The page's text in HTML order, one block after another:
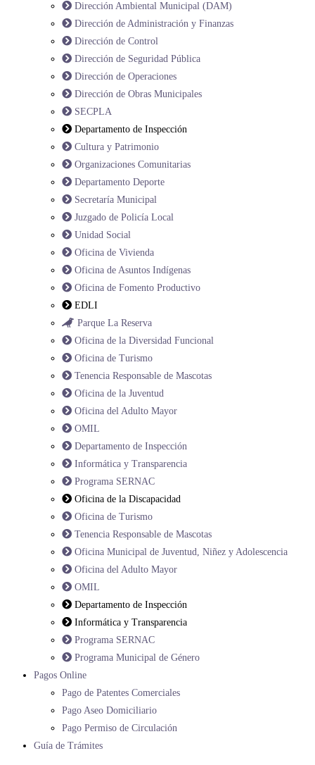
Dirección Ambiental Municipal (DAM)
Dirección de Administración y Finanzas
Dirección de Control
Dirección de Seguridad Pública
Dirección de Operaciones
Dirección de Obras Municipales
SECPLA
Departamento de Inspección
Cultura y Patrimonio
Organizaciones Comunitarias
Departamento Deporte
Secretaría Municipal
Juzgado de Policía Local
Unidad Social
Oficina de Vivienda
Oficina de Asuntos Indígenas
Oficina de Fomento Productivo
EDLI
Parque La Reserva
Oficina de la Diversidad Funcional
Oficina de Turismo
Tenencia Responsable de Mascotas
Oficina de la Juventud
Oficina del Adulto Mayor
OMIL
Departamento de Inspección
Informática y Transparencia
Programa SERNAC
Oficina de la Discapacidad
Oficina de Turismo
Tenencia Responsable de Mascotas
Oficina Municipal de Juventud, Niñez y Adolescencia
Oficina del Adulto Mayor
OMIL
Departamento de Inspección
Informática y Transparencia
Programa SERNAC
Programa Municipal de Género
Pagos Online
Pago de Patentes Comerciales
Pago Aseo Domiciliario
Pago Permiso de Circulación
Guía de Trámites